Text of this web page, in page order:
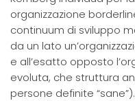
organizzazione
continuum di sviluppo
da un lato
e all’esatto opposto
evoluta, che struttura
persone definite